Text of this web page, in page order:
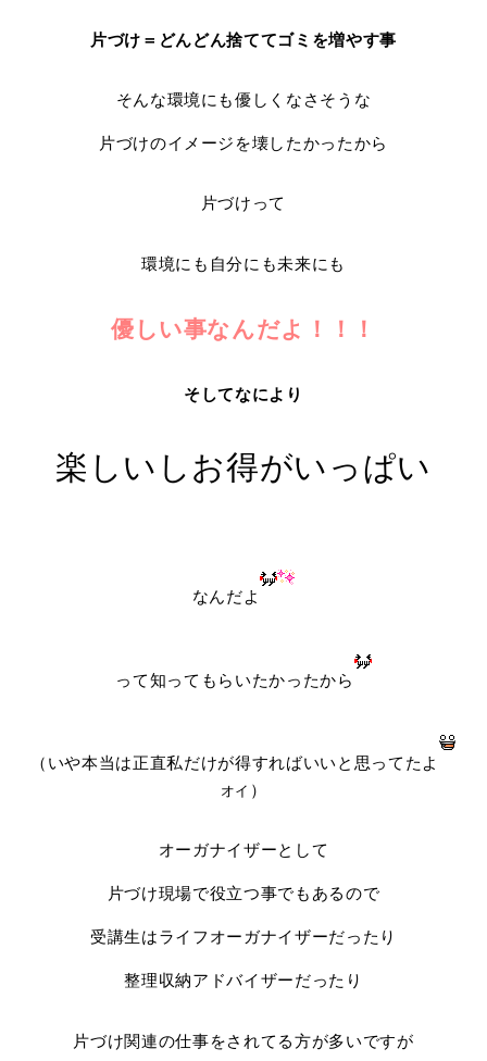
片づけ＝どんどん捨ててゴミを増やす事
そんな環境にも優しくなさそうな
片づけのイメージを壊したかったから
片づけって
環境にも自分にも未来にも
優しい事なんだよ！！！
そしてなにより
楽しいしお得がいっぱい
なんだよ
って知ってもらいたかったから
（いや本当は正直私だけが得すればいいと思ってたよ
オイ ）
オーガナイザーとして
片づけ現場で役立つ事でもあるので
受講生はライフオーガナイザーだったり
整理収納アドバイザーだったり
片づけ関連の仕事をされてる方が多いですが